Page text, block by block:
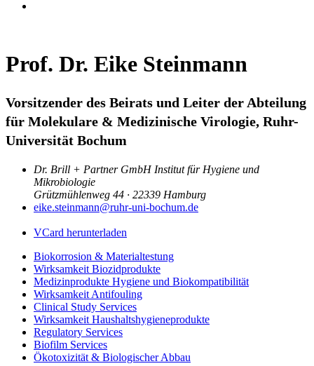
Prof. Dr. Eike Steinmann
Vorsitzender des Beirats und Leiter der Abteilung
für Molekulare & Medizinische Virologie, Ruhr-
Universität Bochum
Dr. Brill + Partner GmbH Institut für Hygiene und
Mikrobiologie
Grützmühlenweg 44 · 22339 Hamburg
eike.steinmann@ruhr-uni-bochum.de
VCard herunterladen
Biokorrosion & Materialtestung
Wirksamkeit Biozidprodukte
Medizinprodukte Hygiene und Biokompatibilität
Wirksamkeit Antifouling
Clinical Study Services
Wirksamkeit Haushaltshygieneprodukte
Regulatory Services
Biofilm Services
Ökotoxizität & Biologischer Abbau